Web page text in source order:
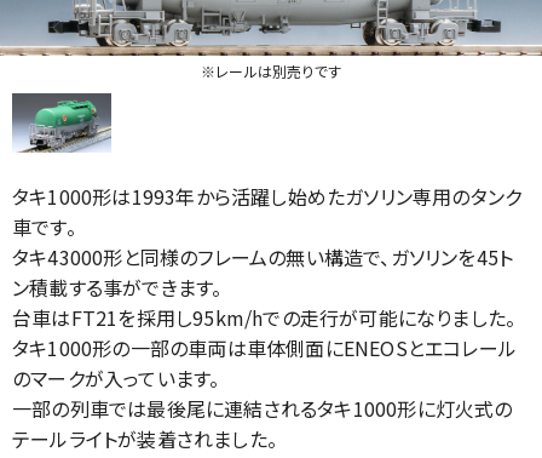
※レールは別売りです
タキ1000形は1993年から活躍し始めたガソリン専用のタンク
車です。
タキ43000形と同様のフレームの無い構造で、ガソリンを45ト
ン積載する事ができます。
台車はFT21を採用し95km/hでの走行が可能になりました。
タキ1000形の一部の車両は車体側面にENEOSとエコレール
のマークが入っています。
一部の列車では最後尾に連結されるタキ1000形に灯火式の
テールライトが装着されました。